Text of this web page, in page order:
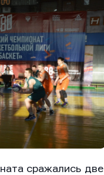
сражались